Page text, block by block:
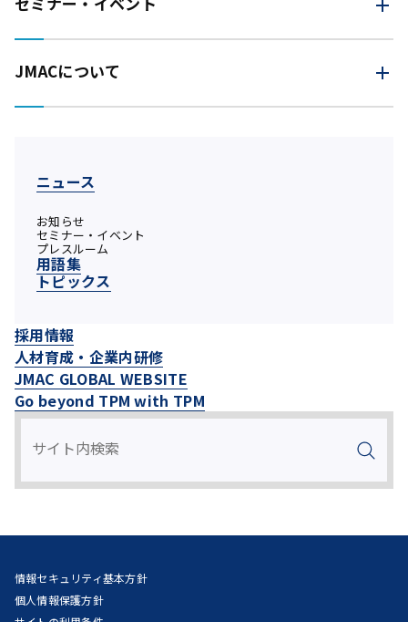
JMACについて
ニュース
お知らせ
セミナー・イベント
プレスルーム
用語集
トピックス
採用情報
人材育成・企業内研修
JMAC GLOBAL WEBSITE
Go beyond TPM with TPM
情報セキュリティ基本方針
個人情報保護方針